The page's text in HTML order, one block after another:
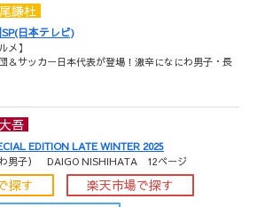
謙杜
日本テレビ)
メ】
＆サッカー日本代表が登場！激辛になにわ男子・長
吾
EDITION LATE WINTER 2025
男子） DAIGO NISHIHATA 12ページ
探す
楽天市場で探す